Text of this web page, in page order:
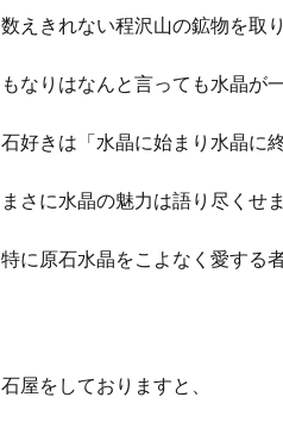
数えきれない程沢山の鉱物を取
もなりはなんと言っても水晶が
石好きは「水晶に始まり水晶に
まさに水晶の魅力は語り尽くせま
特に原石水晶をこよなく愛する
石屋をしておりますと、